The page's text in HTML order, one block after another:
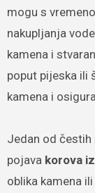
mogu s
nakupljanja
kamena i
poput pijeska ili
kamena i
Jedan od
pojava korova
oblika kamena